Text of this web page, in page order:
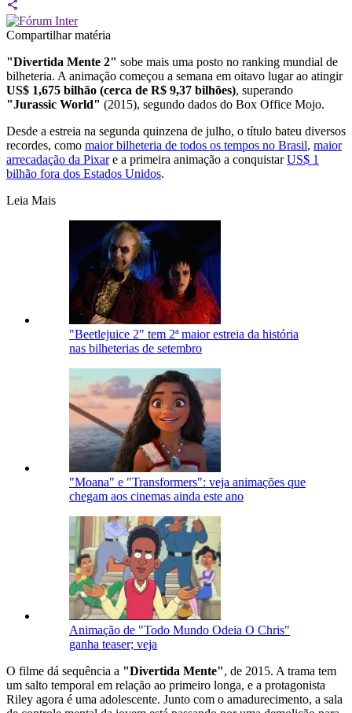
Compartilhar matéria
"Divertida Mente 2" sobe mais uma posto no ranking mundial de
bilheteria. A animação começou a semana em oitavo lugar ao atingir
US$ 1,675 bilhão (cerca de R$ 9,37 bilhões), superando
"Jurassic World" (2015), segundo dados do Box Office Mojo.
Desde a estreia na segunda quinzena de julho, o título bateu diversos
recordes, como maior bilheteria de todos os tempos no Brasil, maior
arrecadação da Pixare a primeira animação a conquistarUS$ 1
bilhão fora dos Estados Unidos.
Leia Mais
"Beetlejuice 2" tem 2ª maior estreia da história
nas bilheterias de setembro
"Moana" e "Transformers": veja animações que
chegam aos cinemas ainda este ano
Animação de "Todo Mundo Odeia O Chris"
ganha teaser; veja
O filme dá sequência a "Divertida Mente", de 2015. A trama tem
um salto temporal em relação ao primeiro longa, e a protagonista
Riley agora é uma adolescente. Junto com o amadurecimento, a sala